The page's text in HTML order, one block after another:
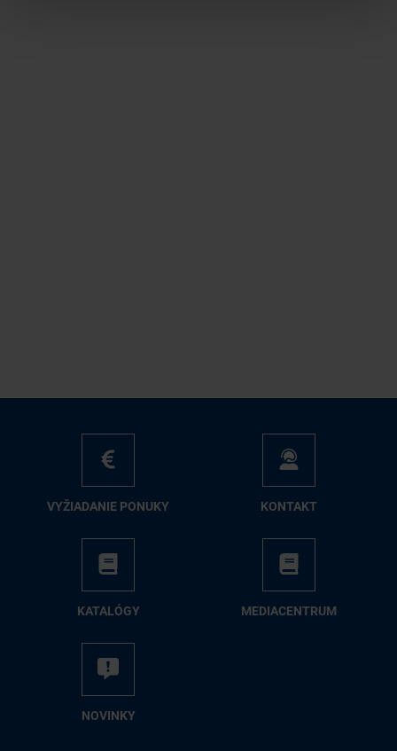
VY­ŽIA­DA­NIE PO­NU­KY KON­TAKT
KA­TA­LÓ­GY ME­DIA­CEN­TRUM
NO­VIN­KY